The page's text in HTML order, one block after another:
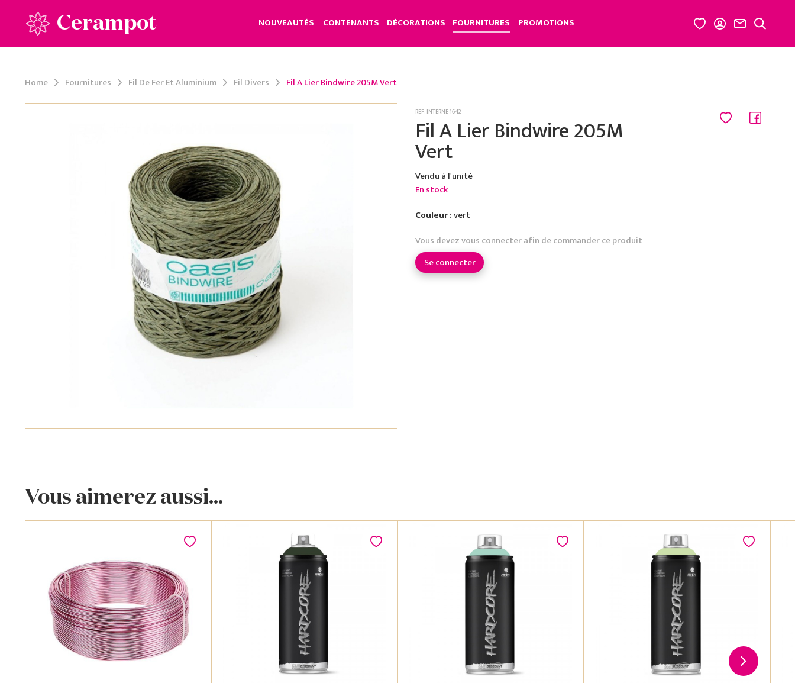
Cerampot NOUVEAUTÉS CONTENANTS DÉCORATIONS FOURNITURES PROMOTIONS
Home Fournitures Fil De Fer Et Aluminium Fil Divers Fil A Lier Bindwire 205M Vert
RÉF. INTERNE 1642
Fil A Lier Bindwire 205M
Vert
Vendu à l'unité
En stock
Couleur :vert
Vous devez vous connecter afin de commander ce produit
Se connecter
Vous aimerez aussi...